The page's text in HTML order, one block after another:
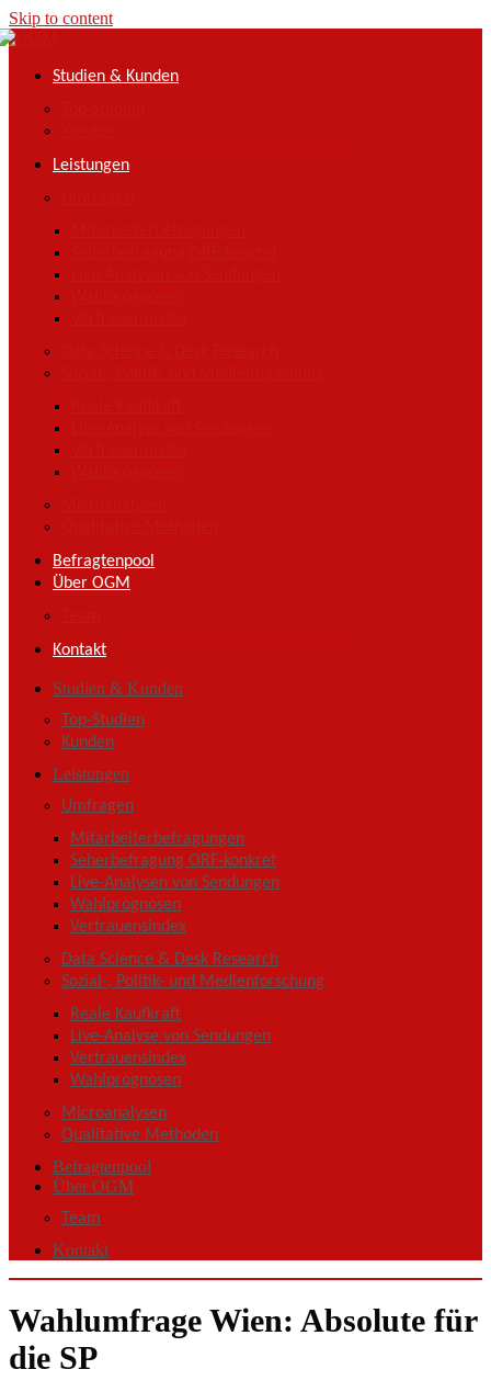
Skip to content
Studien & Kunden
Leistungen
Befragtenpool
Über OGM
Kontakt
Studien & Kunden
Top-Studien
Kunden
Leistungen
Umfragen
Mitarbeiterbefragungen
Seherbefragung ORF-konkret
Live-Analysen von Sendungen
Wahlprognosen
Vertrauensindex
Data Science & Desk Research
Sozial-, Politik- und Medienforschung
Reale Kaufkraft
Live-Analyse von Sendungen
Vertrauensindex
Wahlprognosen
Microanalysen
Qualitative Methoden
Befragtenpool
Über OGM
Team
Kontakt
Wahlumfrage Wien: Absolute für
die SP